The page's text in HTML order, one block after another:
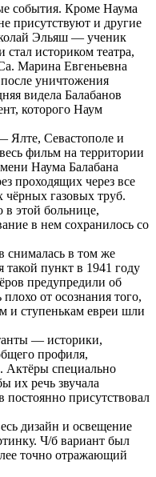
события. Кроме Наума
присутствуют и другие
Эльяш — ученик
стал историком театра,
Марина Евгеньевна
уничтожения
видела Балабанов
которого Наум
Севастополе и
фильм на территории
Наума Балабана
проходящих через все
газовых труб.
этой больнице,
в нем сохранилось со
снималась в том же
такой пункт в 1941 году
предупредили об
от осознания того,
и ступенькам евреи шли
— историки,
профиля,
Актёры специально
их речь звучала
постоянно присутствовал
дизайн и освещение
Ч/б вариант был
точно отражающий